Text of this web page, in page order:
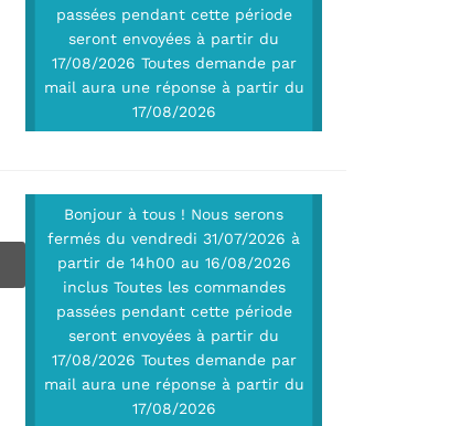
passées pendant cette période
seront envoyées à partir du
17/08/2026 Toutes demande par
mail aura une réponse à partir du
17/08/2026
Bonjour à tous ! Nous serons
fermés du vendredi 31/07/2026 à
partir de 14h00 au 16/08/2026
inclus Toutes les commandes
passées pendant cette période
seront envoyées à partir du
17/08/2026 Toutes demande par
mail aura une réponse à partir du
17/08/2026